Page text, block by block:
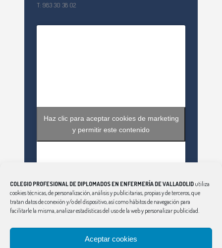
COLEGIO PROFESIONAL DE DIPLOMADOS EN ENFERMERÍA DE VALLADOLID utiliza
cookies técnicas, de personalización, análisis y publicitarias, propias y de terceros, que
tratan datos de conexión y/o del dispositivo, así como hábitos de navegación para
facilitarle la misma, analizar estadísticas del uso de la web y personalizar publicidad.
Aceptar cookies
T: 983 30 38 02
Haz clic para aceptar cookies de marketing
y permitir este contenido
Tweets by EnfValladolid
Haz clic para aceptar cookies de marketing